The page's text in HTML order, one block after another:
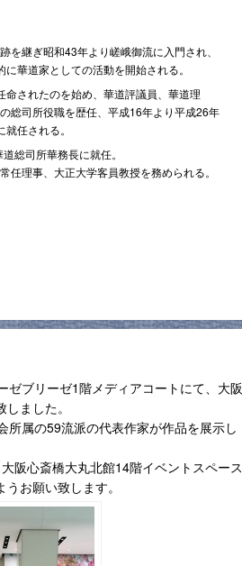
を継ぎ昭和43年より嵯峨御流に入門され、
華道家としての活動を開始される。
されたのを始め、華道評議員、華道理
総司所役職を歴任、平成16年より平成26年
任される。
総司所華務長に就任。
任理事、大正大学客員教授を務められる。
ブリーゼ1階メディアコートにて、大阪
ました。
属の59流派の代表作家が作品を展示し
阪心斎橋大丸北館14階イベントスペース
お願い致します。